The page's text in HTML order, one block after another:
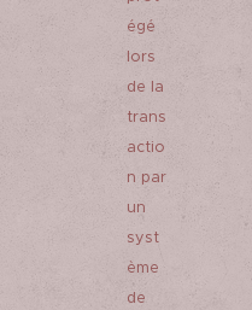
égé
lors
de la
trans
actio
n par
un
syst
ème
de